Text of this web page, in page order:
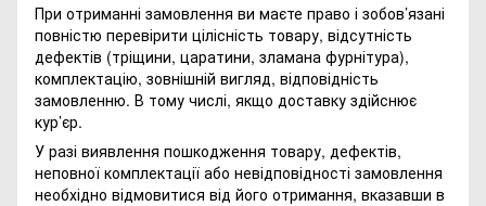
При отриманні замовлення ви маєте право і зобов’язані
повністю перевірити цілісність товару, відсутність
дефектів (тріщини, царатини, зламана фурнітура),
комплектацію, зовнішній вигляд, відповідність
замовленню. В тому числі, якщо доставку здійснює
кур’єр.
У разі виявлення пошкодження товару, дефектів,
неповної комплектації або невідповідності замовлення
необхідно відмовитися від його отримання, вказавши в